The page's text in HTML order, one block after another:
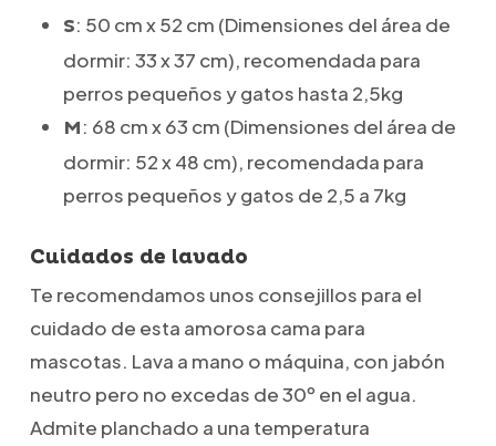
S: 50 cm x 52 cm (Dimensiones del área de
dormir: 33 x 37 cm), recomendada para
perros pequeños y gatos hasta 2,5kg
M: 68 cm x 63 cm (Dimensiones del área de
dormir: 52 x 48 cm), recomendada para
perros pequeños y gatos de 2,5 a 7kg
Cuidados de lavado
Te recomendamos unos consejillos para el
cuidado de esta amorosa cama para
mascotas. Lava a mano o máquina, con jabón
neutro pero no excedas de 30º en el agua.
Admite planchado a una temperatura